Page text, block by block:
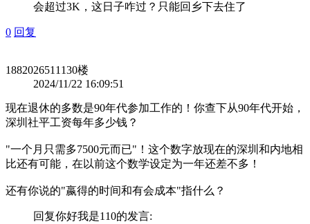
会超过3K，这日子咋过？只能回乡下去住了
0 回复
1882026511 130楼
2024/11/22 16:09:51
现在退休的多数是90年代参加工作的！你查下从90年代开始，
深圳社平工资每年多少钱？
"一个月只需多7500元而已"！这个数字放现在的深圳和内地相
比还有可能，在以前这个数学设定为一年还差不多！
还有你说的"嬴得的时间和有会成本"指什么？
回复你好我是110的发言: